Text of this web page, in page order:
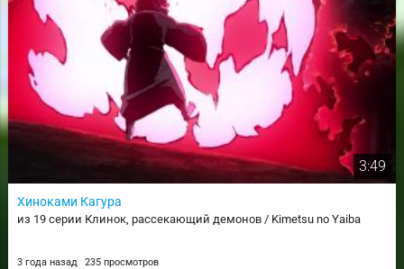
3:49
Хиноками Кагура
из 19 серии Клинок, рассекающий демонов / Kimetsu no Yaiba
3 года назад 235 просмотров